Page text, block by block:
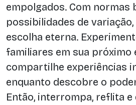
empolgados. Com normas
possibilidades de variação,
escolha eterna.
familiares em sua próximo
compartilhe experiências
enquanto descobre o
Então, interrompa, reflita